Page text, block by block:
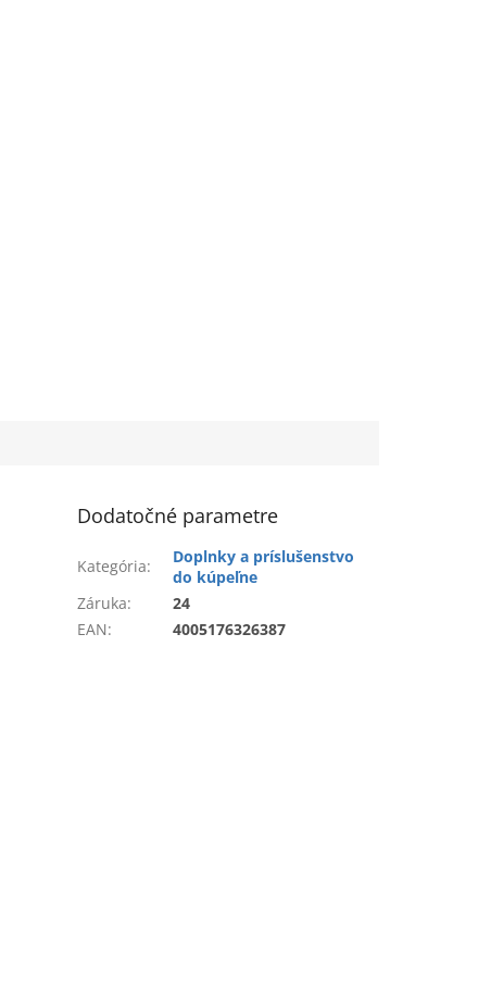
Dodatočné parametre
Kategória:
Doplnky a príslušenstvo
do kúpeľne
Záruka:
24
EAN: 4005176326387